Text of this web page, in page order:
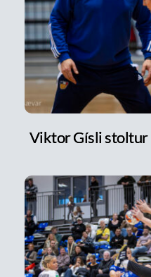
Viktor Gísli stoltur